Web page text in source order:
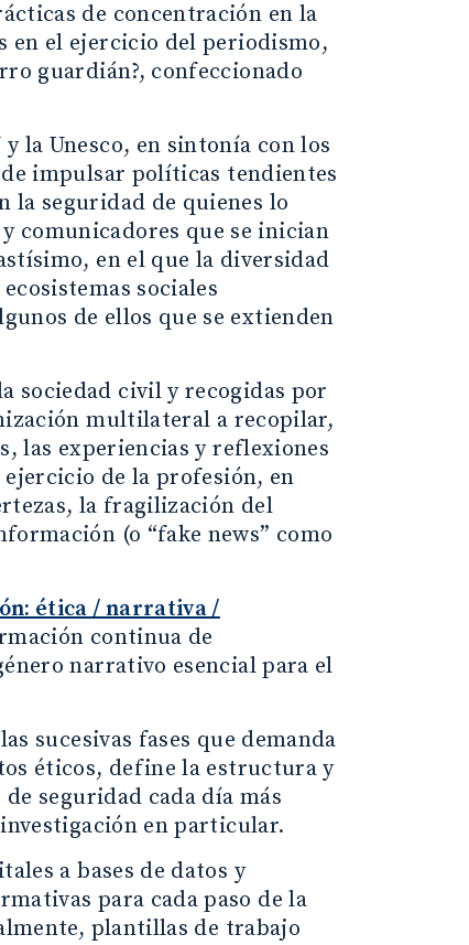
de concentración en la
en el ejercicio del periodismo,
guardián?, confeccionado
la Unesco, en sintonía con los
impulsar políticas tendientes
la seguridad de quienes lo
comunicadores que se inician
en el que la diversidad
sociales
de ellos que se extienden
sociedad civil y recogidas por
multilateral a recopilar,
las experiencias y reflexiones
de la profesión, en
la fragilización del
(o “fake news” como
ética / narrativa /
continua de
narrativo esencial para el
sucesivas fases que demanda
éticos, define la estructura y
seguridad cada día más
en particular.
a bases de datos y
para cada paso de la
plantillas de trabajo